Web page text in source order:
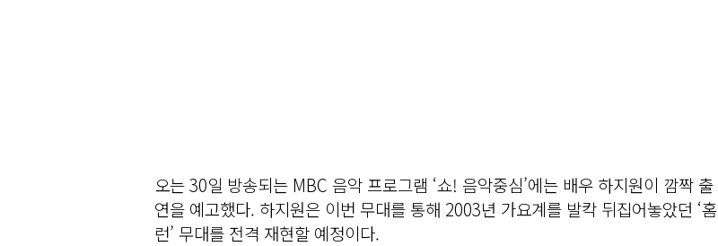
오는 30일 방송되는 MBC 음악 프로그램 ‘쇼! 음악중심’에는 배우 하지원이 깜짝 출
연을 예고했다. 하지원은 이번 무대를 통해 2003년 가요계를 발칵 뒤집어놓았던 ‘홈
런’ 무대를 전격 재현할 예정이다.